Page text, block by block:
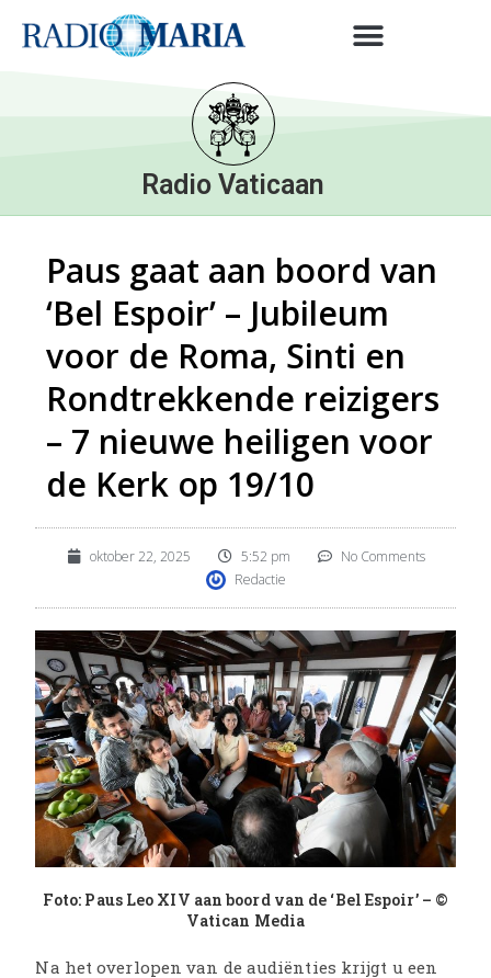
Radio Vaticaan
Paus gaat aan boord van
‘Bel Espoir’ – Jubileum
voor de Roma, Sinti en
Rondtrekkende reizigers
– 7 nieuwe heiligen voor
de Kerk op 19/10
oktober 22, 2025 5:52 pm
No Comments
Redactie
Foto: Paus Leo XIV aan boord van de ‘Bel Espoir’ – ©
Vatican Media
Na het overlopen van de audiënties krijgt u een